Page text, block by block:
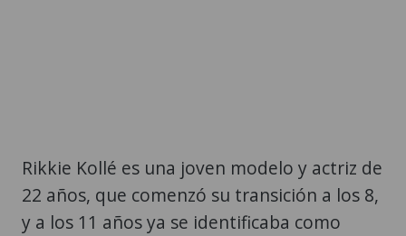
Rikkie Kollé es una joven modelo y actriz de
22 años, que comenzó su transición a los 8,
y a los 11 años ya se identificaba como